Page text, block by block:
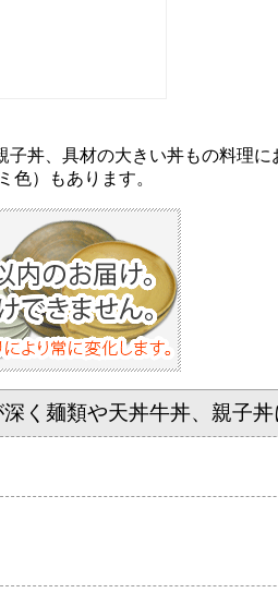
丼、具材の大きい丼もの料理
色）もあります。
く麺類や天丼牛丼、親子